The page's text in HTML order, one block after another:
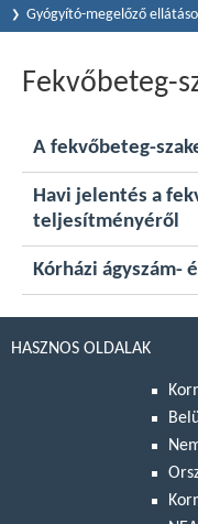
Gyógyító-megelőző
Fekvőbeteg-
A fekvőbeteg-
Havi jelentés a
teljesítményéről
Kórházi ágyszám-
HASZNOS OLDALAK